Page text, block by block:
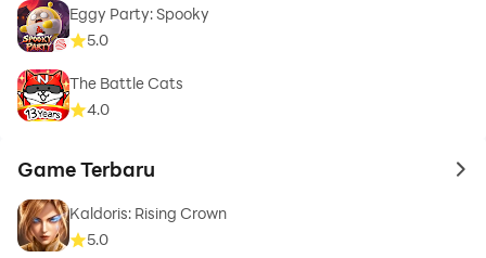
Eggy Party: Spooky
5.0
The Battle Cats
4.0
Game Terbaru to
Kaldoris: Rising Crown
5.0